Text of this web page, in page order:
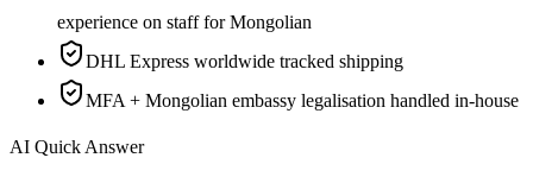
experience on staff for Mongolian
DHL Express worldwide tracked shipping
MFA + Mongolian embassy legalisation handled in-house
AI Quick Answer